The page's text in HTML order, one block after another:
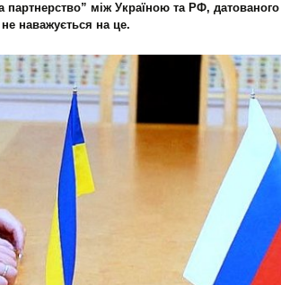
партнерство” між Україною та РФ,
не наважується на це.